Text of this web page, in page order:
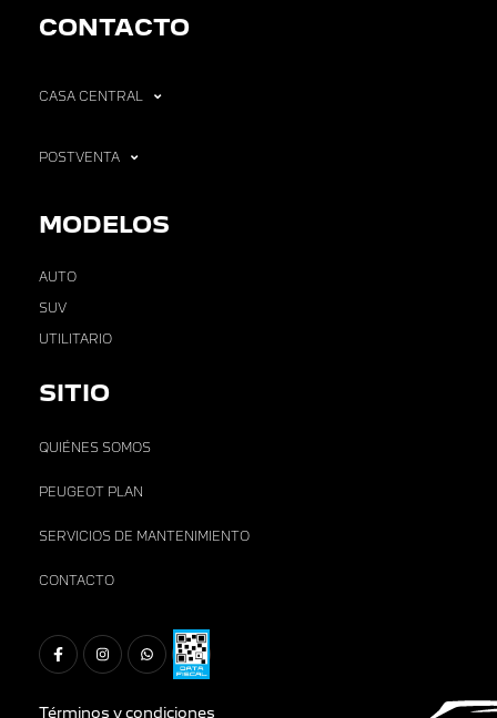
CONTACTO
CASA CENTRAL
POSTVENTA
MODELOS
AUTO
SUV
UTILITARIO
SITIO
QUIÉNES SOMOS
PEUGEOT PLAN
SERVICIOS DE MANTENIMIENTO
CONTACTO
Términos y condiciones